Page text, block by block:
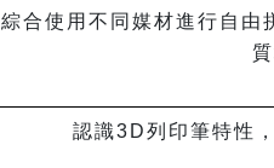
綜合使用不同媒材進行自由
認識3D列印筆特性